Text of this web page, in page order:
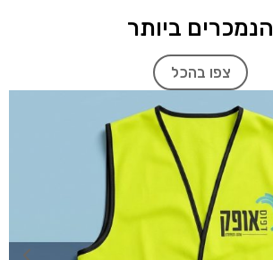
הנמכרים ביותר
צפו בהכל